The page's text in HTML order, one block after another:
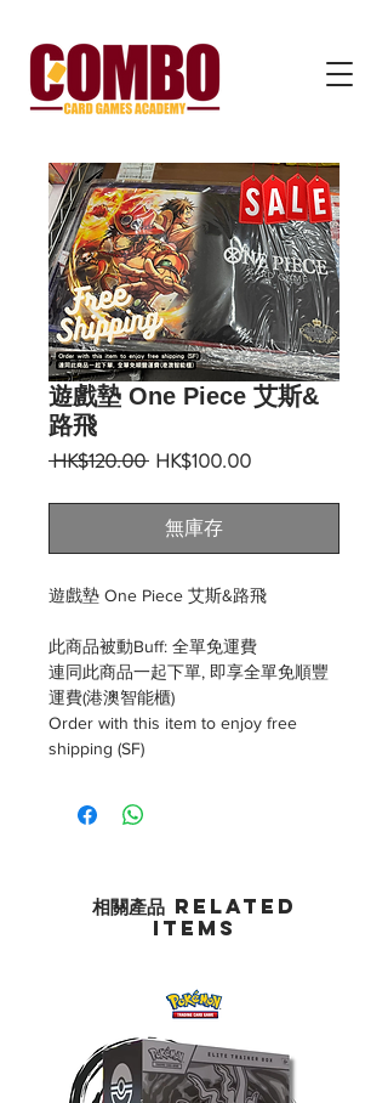
遊戲墊 One Piece 艾斯&
路飛
HK$120.00 一
價
格
HK$100.00促
價
無庫存
遊戲墊 One Piece 艾斯&路飛
此商品被動Buff: 全單免運費
連同此商品一起下單, 即享全單免順豐
運費(港澳智能櫃)
Order with this item to enjoy free
shipping (SF)
相關產品 Related
Items